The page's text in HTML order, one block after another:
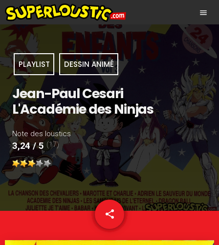
menu
PLAYLIST DESSIN ANIMÉ
Jean-Paul Cesari
L'Académie des Ninjas
Note des loustics
3,24 / 5 (17)
share
email